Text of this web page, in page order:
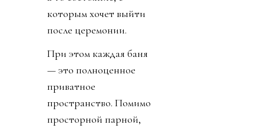
которым хочет выйти
после церемонии.
При этом каждая баня
— это полноценное
приватное
пространство. Помимо
просторной парной,